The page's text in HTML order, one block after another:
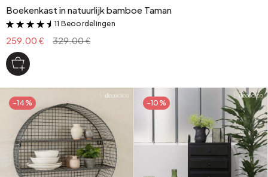
Boekenkast in natuurlijk bamboe Taman
&
11 Beoordelingen
259.00 € 329.00 €
-14% -10%